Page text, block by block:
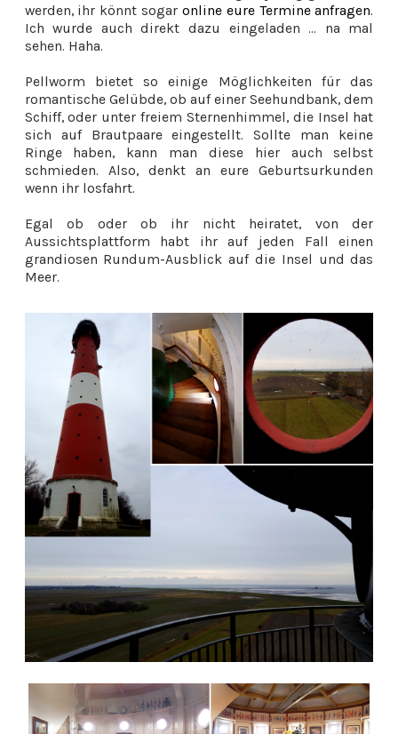
werden, ihr könnt sogar online eure Termine anfragen.
Ich wurde auch direkt dazu eingeladen ... na mal
sehen. Haha.
Pellworm bietet so einige Möglichkeiten für das
romantische Gelübde, ob auf einer Seehundbank, dem
Schiff, oder unter freiem Sternenhimmel, die Insel hat
sich auf Brautpaare eingestellt. Sollte man keine
Ringe haben, kann man diese hier auch selbst
schmieden. Also, denkt an eure Geburtsurkunden
wenn ihr losfahrt.
Egal ob oder ob ihr nicht heiratet, von der
Aussichtsplattform habt ihr auf jeden Fall einen
grandiosen Rundum-Ausblick auf die Insel und das
Meer.